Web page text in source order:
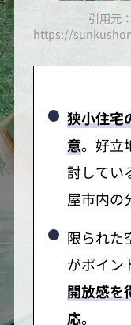
truna-lトゥルーナ-l＞/
引用元
https://
狭小住宅
意。好立
討してい
屋市内の
限られた
がポイン
開放感を
応。